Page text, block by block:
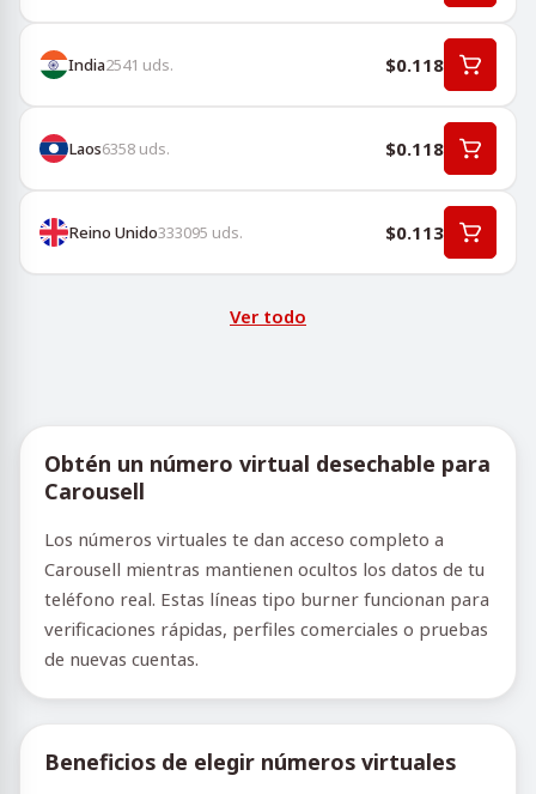
India2541 uds. $0.118
Laos6358 uds. $0.118
Reino Unido333095 uds. $0.113
Ver todo
Obtén un número virtual desechable para
Carousell
Los números virtuales te dan acceso completo a
Carousell mientras mantienen ocultos los datos de tu
teléfono real. Estas líneas tipo burner funcionan para
verificaciones rápidas, perfiles comerciales o pruebas
de nuevas cuentas.
Beneficios de elegir números virtuales